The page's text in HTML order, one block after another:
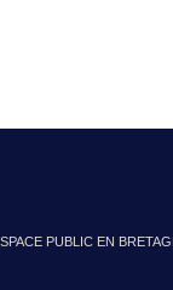
PUBLIC EN